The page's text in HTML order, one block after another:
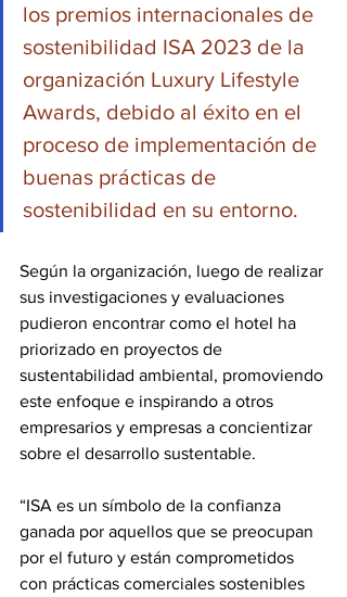
los premios internacionales de
sostenibilidad ISA 2023 de la
organización Luxury Lifestyle
Awards, debido al éxito en el
proceso de implementación de
buenas prácticas de
sostenibilidad en su entorno.
Según la organización, luego de realizar
sus investigaciones y evaluaciones
pudieron encontrar como el hotel ha
priorizado en proyectos de
sustentabilidad ambiental, promoviendo
este enfoque e inspirando a otros
empresarios y empresas a concientizar
sobre el desarrollo sustentable.
“ISA es un símbolo de la confianza
ganada por aquellos que se preocupan
por el futuro y están comprometidos
con prácticas comerciales sostenibles